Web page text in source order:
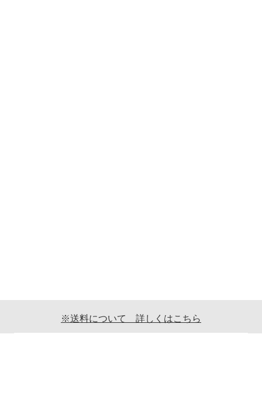
※送料について 詳しくはこちら